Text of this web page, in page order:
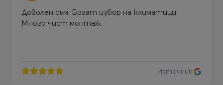
Доволен съм. Богат избор на климатици.
Много чист монтаж.
Източник: